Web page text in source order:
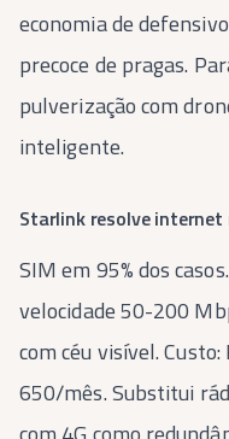
economia de
precoce de pragas.
pulverização com
inteligente.
Starlink resolve internet
SIM em 95% dos
velocidade 50-200
com céu visível.
650/mês. Substitui